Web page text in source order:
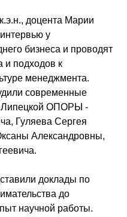
доцента Марии
у
бизнеса и проводят
и подходов к
менеджмента.
современные
Липецкой ОПОРЫ -
Гуляева Сергея
Александровны,
доклады по
до
научной работы.